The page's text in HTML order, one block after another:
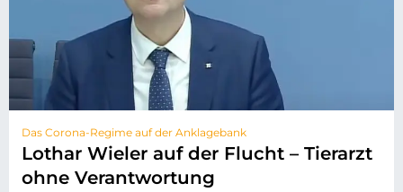
Das Corona-Regime auf der Anklagebank
Lothar Wieler auf der Flucht – Tierarzt
ohne Verantwortung